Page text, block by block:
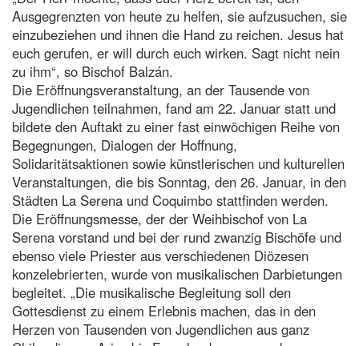
Ausgegrenzten von heute zu helfen, sie aufzusuchen, sie
einzubeziehen und ihnen die Hand zu reichen. Jesus hat
euch gerufen, er will durch euch wirken. Sagt nicht nein
zu ihm“, so Bischof Balzán.
Die Eröffnungsveranstaltung, an der Tausende von
Jugendlichen teilnahmen, fand am 22. Januar statt und
bildete den Auftakt zu einer fast einwöchigen Reihe von
Begegnungen, Dialogen der Hoffnung,
Solidaritätsaktionen sowie künstlerischen und kulturellen
Veranstaltungen, die bis Sonntag, den 26. Januar, in den
Städten La Serena und Coquimbo stattfinden werden.
Die Eröffnungsmesse, der der Weihbischof von La
Serena vorstand und bei der rund zwanzig Bischöfe und
ebenso viele Priester aus verschiedenen Diözesen
konzelebrierten, wurde von musikalischen Darbietungen
begleitet. „Die musikalische Begleitung soll den
Gottesdienst zu einem Erlebnis machen, das in den
Herzen von Tausenden von Jugendlichen aus ganz